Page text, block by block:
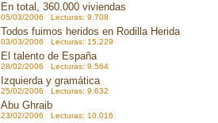
En total, 360.000 viviendas
05/03/2006 Lecturas: 9.708
Todos fuimos heridos en Rodilla Herida
03/03/2006 Lecturas: 15.229
El talento de España
28/02/2006 Lecturas: 9.564
Izquierda y gramática
25/02/2006 Lecturas: 9.632
Abu Ghraib
23/02/2006 Lecturas: 10.016